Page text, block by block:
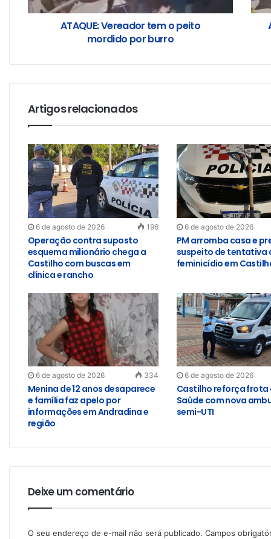
ATAQUE: Vereador tem o peito
mordido por burro
Artigos relacionados
6 de agosto de 2026 196
Operação contra suposto
esquema milionário chega a
Castilho com buscas em
clínica e rancho
6 de agosto de 2026
PM arromba casa e
suspeito de tentativa
feminicídio em
6 de agosto de 2026 334
Menina de 12 anos desaparece
e família faz apelo por
informações em Andradina e
região
6 de agosto de 2026
Castilho reforça frota
Saúde com nova
semi-UTI
Deixe um comentário
O seu endereço de e-mail não será publicado. Campos